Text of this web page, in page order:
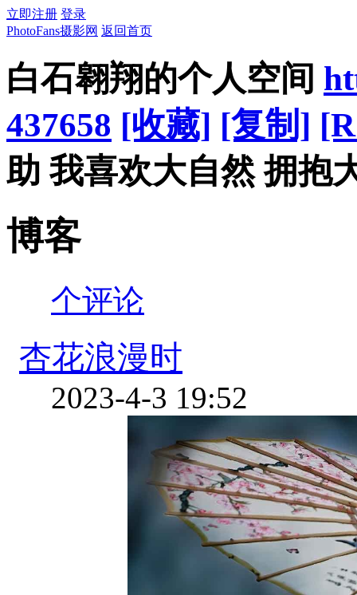
立即注册 登录
PhotoFans摄影网 返回首页
白石翱翔的个人空间
437658 [收藏] [复制]
助 我喜欢大自然 拥抱
博客
个评论
杏花浪漫时
2023-4-3 19:52